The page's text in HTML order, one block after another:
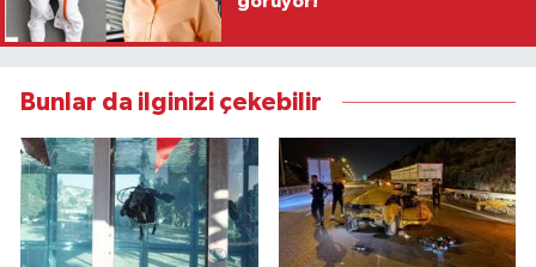
Bunlar da ilginizi çekebilir